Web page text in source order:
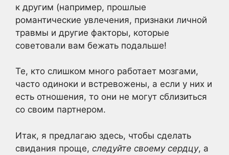
к другим (например, прошлые
романтические увлечения, признаки личной
травмы и другие факторы, которые
советовали вам бежать подальше!
Те, кто слишком много работает мозгами,
часто одиноки и встревожены, а если у них и
есть отношения, то они не могут сблизиться
со своим партнером.
Итак, я предлагаю здесь, чтобы сделать
свидания проще, следуйте своему сердцу, а